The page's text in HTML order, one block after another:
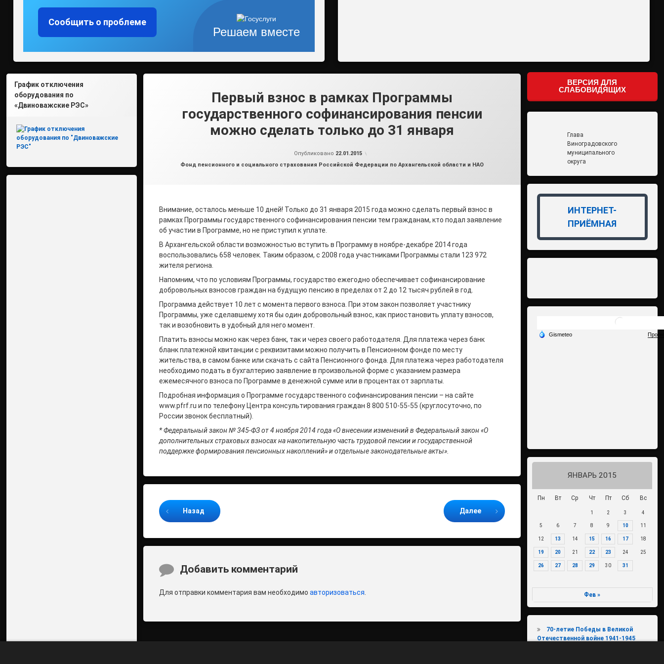
Решаем вместе
Сообщить о проблеме
Первый взнос в рамках Программы
государственного софинансирования пенсии
можно сделать только до 31 января
Опубликовано 22.01.2015
Рубрики:
Фонд пенсионного и социального страхования Российской Федерации по Архангельской области и НАО
Внимание, осталось меньше 10 дней! Только до 31 января 2015 года можно сделать первый взнос в
рамках Программы государственного софинансирования пенсии тем гражданам, кто подал заявление
об участии в Программе, но не приступил к уплате.
В Архангельской области возможностью вступить в Программу в ноябре-декабре 2014 года
воспользовались 658 человек. Таким образом, с 2008 года участниками Программы стали 123 972
жителя региона.
Напомним, что по условиям Программы, государство ежегодно обеспечивает софинансирование
добровольных взносов граждан на будущую пенсию в пределах от 2 до 12 тысяч рублей в год.
Программа действует 10 лет с момента первого взноса. При этом закон позволяет участнику
Программы, уже сделавшему хотя бы один добровольный взнос, как приостановить уплату взносов,
так и возобновить в удобный для него момент.
Платить взносы можно как через банк, так и через своего работодателя. Для платежа через банк
бланк платежной квитанции с реквизитами можно получить в Пенсионном фонде по месту
жительства, в самом банке или скачать с сайта Пенсионного фонда. Для платежа через работодателя
необходимо подать в бухгалтерию заявление в произвольной форме с указанием размера
ежемесячного взноса по Программе в денежной сумме или в процентах от зарплаты.
Подробная информация о Программе государственного софинансирования пенсии – на сайте
www.pfrf.ru и по телефону Центра консультирования граждан 8 800 510-55-55 (круглосуточно, по
России звонок бесплатный).
* Федеральный закон № 345-ФЗ от 4 ноября 2014 года «О внесении изменений в Федеральный закон «О
дополнительных страховых взносах на накопительную часть трудовой пенсии и государственной
поддержке формирования пенсионных накоплений» и отдельные законодательные акты».
Продолжайте читать
Назад Далее
Комментарии
Добавить комментарий
Для отправки комментария вам необходимоавторизоваться
График отключения
оборудования по
«Двиноважские РЭС»
ВЕРСИЯ ДЛЯ
СЛАБОВИДЯЩИХ
Глава
Виноградовского
муниципального
округа
ИНТЕРНЕТ-
ПРИЁМНАЯ
ЯНВАРЬ 2015
Пн Вт Ср Чт Пт Сб Вс
1 2 3 4
5 6 7 8 9 10 11
12 13 14 15 16 17 18
19 20 21 22 23 24 25
26 27 28 29 30 31
Фев »
70-летие Победы в Великой
Отечественной войне 1941-1945